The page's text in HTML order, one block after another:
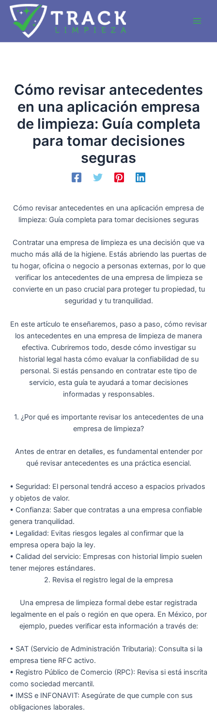
contenido
Cómo revisar antecedentes
en una aplicación empresa
de limpieza: Guía completa
para tomar decisiones
seguras
Cómo revisar antecedentes en una aplicación empresa de
limpieza: Guía completa para tomar decisiones seguras
Contratar una empresa de limpieza es una decisión que va
mucho más allá de la higiene. Estás abriendo las puertas de
tu hogar, oficina o negocio a personas externas, por lo que
verificar los antecedentes de una empresa de limpieza se
convierte en un paso crucial para proteger tu propiedad, tu
seguridad y tu tranquilidad.
En este artículo te enseñaremos, paso a paso, cómo revisar
los antecedentes en una empresa de limpieza de manera
efectiva. Cubriremos todo, desde cómo investigar su
historial legal hasta cómo evaluar la confiabilidad de su
personal. Si estás pensando en contratar este tipo de
servicio, esta guía te ayudará a tomar decisiones
informadas y responsables.
1. ¿Por qué es importante revisar los antecedentes de una
empresa de limpieza?
Antes de entrar en detalles, es fundamental entender por
qué revisar antecedentes es una práctica esencial.
• Seguridad: El personal tendrá acceso a espacios privados
y objetos de valor.
• Confianza: Saber que contratas a una empresa confiable
genera tranquilidad.
• Legalidad: Evitas riesgos legales al confirmar que la
empresa opera bajo la ley.
• Calidad del servicio: Empresas con historial limpio suelen
tener mejores estándares.
2. Revisa el registro legal de la empresa
Una empresa de limpieza formal debe estar registrada
legalmente en el país o región en que opera. En México, por
ejemplo, puedes verificar esta información a través de:
• SAT (Servicio de Administración Tributaria): Consulta si la
empresa tiene RFC activo.
• Registro Público de Comercio (RPC): Revisa si está inscrita
como sociedad mercantil.
• IMSS e INFONAVIT: Asegúrate de que cumple con sus
obligaciones laborales.